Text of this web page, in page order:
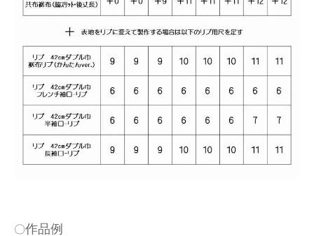
〇作品例